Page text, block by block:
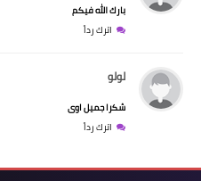
بارك الله فيكم
اترك رداً
لولو
شكرا جميل اوى
اترك رداً